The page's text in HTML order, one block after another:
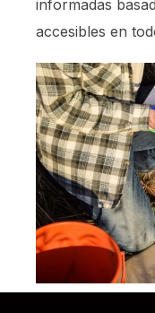
informadas
accesibles en